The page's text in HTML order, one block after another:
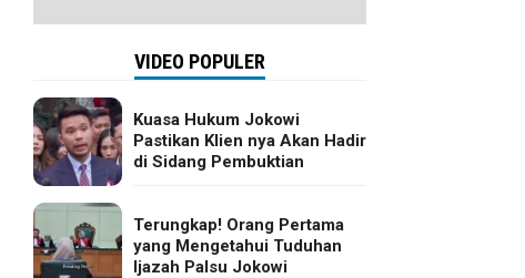
VIDEO POPULER
Kuasa Hukum Jokowi
Pastikan Klien nya Akan Hadir
di Sidang Pembuktian
Terungkap! Orang Pertama
yang Mengetahui Tuduhan
Ijazah Palsu Jokowi